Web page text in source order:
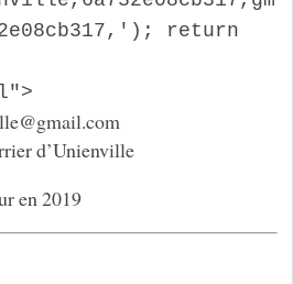
return
@gmail.com
d’Unienville
en 2019